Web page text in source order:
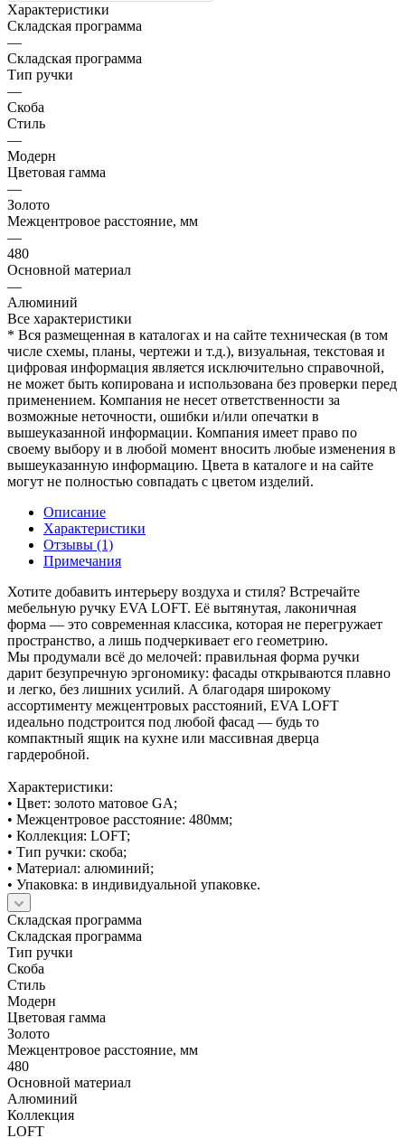
Характеристики
Складская программа
—
Складская программа
Тип ручки
—
Скоба
Стиль
—
Модерн
Цветовая гамма
—
Золото
Межцентровое расстояние, мм
—
480
Основной материал
—
Алюминий
Все характеристики
* Вся размещенная в каталогах и на сайте техническая (в том
числе схемы, планы, чертежи и т.д.), визуальная, текстовая и
цифровая информация является исключительно справочной,
не может быть копирована и использована без проверки перед
применением. Компания не несет ответственности за
возможные неточности, ошибки и/или опечатки в
вышеуказанной информации. Компания имеет право по
своему выбору и в любой момент вносить любые изменения в
вышеуказанную информацию. Цвета в каталоге и на сайте
могут не полностью совпадать с цветом изделий.
Описание
Характеристики
Отзывы (1)
Примечания
Хотите добавить интерьеру воздуха и стиля? Встречайте
мебельную ручку EVA LOFT. Её вытянутая, лаконичная
форма — это современная классика, которая не перегружает
пространство, а лишь подчеркивает его геометрию.
Мы продумали всё до мелочей: правильная форма ручки
дарит безупречную эргономику: фасады открываются плавно
и легко, без лишних усилий. А благодаря широкому
ассортименту межцентровых расстояний, EVA LOFT
идеально подстроится под любой фасад — будь то
компактный ящик на кухне или массивная дверца
гардеробной.
Характеристики:
• Цвет: золото матовое GA;
• Межцентровое расстояние: 480мм;
• Коллекция: LOFT;
• Тип ручки: скоба;
• Материал: алюминий;
• Упаковка: в индивидуальной упаковке.
Складская программа
Складская программа
Тип ручки
Скоба
Стиль
Модерн
Цветовая гамма
Золото
Межцентровое расстояние, мм
480
Основной материал
Алюминий
Коллекция
LOFT